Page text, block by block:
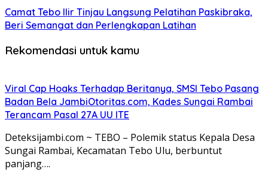
Camat Tebo Ilir Tinjau Langsung Pelatihan Paskibraka,
Beri Semangat dan Perlengkapan Latihan
Rekomendasi untuk kamu
Viral Cap Hoaks Terhadap Beritanya, SMSI Tebo Pasang
Badan Bela JambiOtoritas.com, Kades Sungai Rambai
Terancam Pasal 27A UU ITE
Deteksijambi.com ~ TEBO – Polemik status Kepala Desa
Sungai Rambai, Kecamatan Tebo Ulu, berbuntut
panjang….